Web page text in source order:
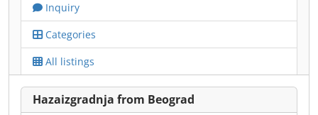
Inquiry
Categories
All listings
Hazaizgradnja from Beograd